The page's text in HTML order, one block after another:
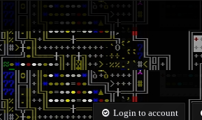
Login to account